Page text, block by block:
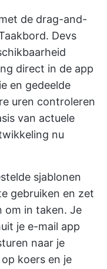
de drag-and-
Devs
direct in de app
en gedeelde
uren controleren
van actuele
nu
sjablonen
gebruiken en zet
om in taken. Je
je e-mail app
naar je
koers en je